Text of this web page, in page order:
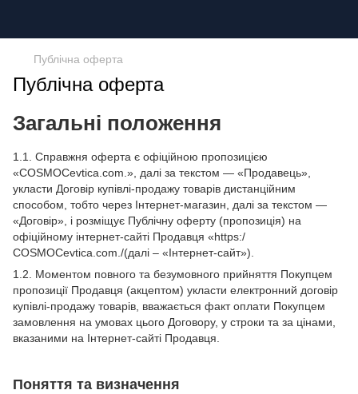
Публічна оферта
Публічна оферта
Загальні положення
1.1. Справжня оферта є офіційною пропозицією
«СOSMOCevtica.com.», далі за текстом — «Продавець»,
укласти Договір купівлі-продажу товарів дистанційним
способом, тобто через Інтернет-магазин, далі за текстом —
«Договір», і розміщує Публічну оферту (пропозиція) на
офіційному інтернет-сайті Продавця «https:/
СOSMOCevtica.com./(далі – «Інтернет-сайт»).
1.2. Моментом повного та безумовного прийняття Покупцем
пропозиції Продавця (акцептом) укласти електронний договір
купівлі-продажу товарів, вважається факт оплати Покупцем
замовлення на умовах цього Договору, у строки та за цінами,
вказаними на Інтернет-сайті Продавця.
Поняття та визначення